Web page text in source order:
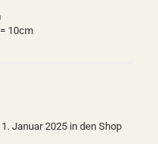
10cm
Januar 2025 in den Shop